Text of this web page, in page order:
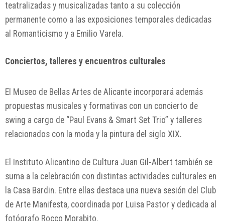
teatralizadas y musicalizadas tanto a su colección
permanente como a las exposiciones temporales dedicadas
al Romanticismo y a Emilio Varela.
Conciertos, talleres y encuentros culturales
El Museo de Bellas Artes de Alicante incorporará además
propuestas musicales y formativas con un concierto de
swing a cargo de “Paul Evans & Smart Set Trio” y talleres
relacionados con la moda y la pintura del siglo XIX.
El Instituto Alicantino de Cultura Juan Gil-Albert también se
suma a la celebración con distintas actividades culturales en
la Casa Bardin. Entre ellas destaca una nueva sesión del Club
de Arte Manifesta, coordinada por Luisa Pastor y dedicada al
fotógrafo Rocco Morabito.